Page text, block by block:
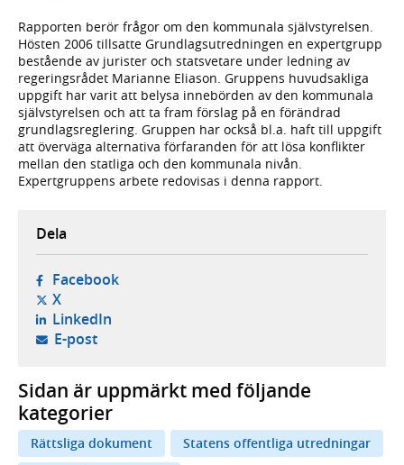
Rapporten berör frågor om den kommunala självstyrelsen.
Hösten 2006 tillsatte Grundlagsutredningen en expertgrupp
bestående av jurister och statsvetare under ledning av
regeringsrådet Marianne Eliason. Gruppens huvudsakliga
uppgift har varit att belysa innebörden av den kommunala
självstyrelsen och att ta fram förslag på en förändrad
grundlagsreglering. Gruppen har också bl.a. haft till uppgift
att överväga alternativa förfaranden för att lösa konflikter
mellan den statliga och den kommunala nivån.
Expertgruppens arbete redovisas i denna rapport.
Dela
Facebook- öppnas i ny flik, extern webbplats,
X- öppnas i ny flik, extern webbplats,
LinkedIn- öppnas i ny flik, extern webbplats,
E-post- öppnar din e-postklient,
Sidan är uppmärkt med följande
kategorier
Rättsliga dokument
Statens offentliga utredningar